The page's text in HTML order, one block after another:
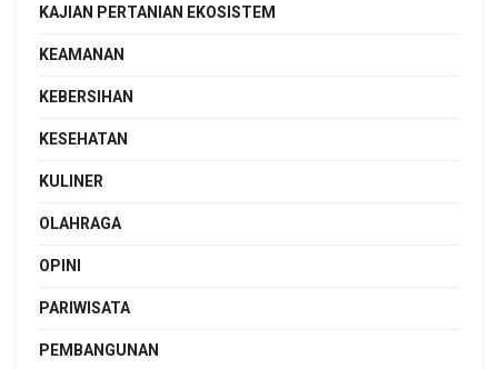
KAJIAN PERTANIAN EKOSISTEM
KEAMANAN
KEBERSIHAN
KESEHATAN
KULINER
OLAHRAGA
OPINI
PARIWISATA
PEMBANGUNAN